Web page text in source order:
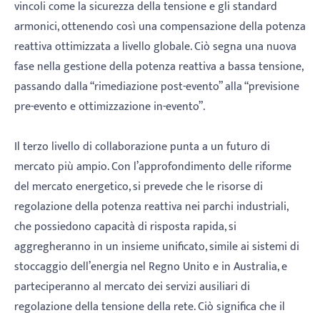
vincoli come la sicurezza della tensione e gli standard
armonici, ottenendo così una compensazione della potenza
reattiva ottimizzata a livello globale. Ciò segna una nuova
fase nella gestione della potenza reattiva a bassa tensione,
passando dalla “rimediazione post-evento” alla “previsione
pre-evento e ottimizzazione in-evento”.
Il terzo livello di collaborazione punta a un futuro di
mercato più ampio. Con l’approfondimento delle riforme
del mercato energetico, si prevede che le risorse di
regolazione della potenza reattiva nei parchi industriali,
che possiedono capacità di risposta rapida, si
aggregheranno in un insieme unificato, simile ai sistemi di
stoccaggio dell’energia nel Regno Unito e in Australia, e
parteciperanno al mercato dei servizi ausiliari di
regolazione della tensione della rete. Ciò significa che il